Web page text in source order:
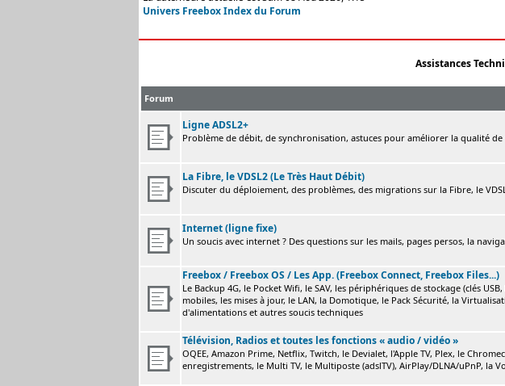
Univers Freebox Index du Forum
Assistances
Forum
Ligne ADSL2+
Problème de débit, de synchronisation, astuces pour améliorer la qualité de
La Fibre, le VDSL2 (Le Très Haut Débit)
Discuter du déploiement, des problèmes, des migrations sur la Fibre, le
Internet (ligne fixe)
Un soucis avec internet ? Des questions sur les mails, pages persos, la
Freebox / Freebox OS / Les App. (Freebox Connect, Freebox Files...)
Le Backup 4G, le Pocket Wifi, le SAV, les périphériques de stockage (clés
mobiles, les mises à jour, le LAN, la Domotique, le Pack Sécurité, la
d'alimentations et autres soucis techniques
Télévision, Radios et toutes les fonctions « audio / vidéo »
OQEE, Amazon Prime, Netflix, Twitch, le Devialet, l'Apple TV, Plex, le
enregistrements, le Multi TV, le Multiposte (adslTV), AirPlay/DLNA/uPnP, la